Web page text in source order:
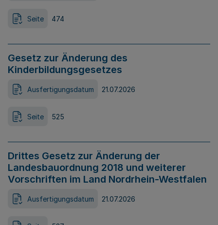
Seite 474
Gesetz zur Änderung des
Kinderbildungsgesetzes
Ausfertigungsdatum 21.07.2026
Seite 525
Drittes Gesetz zur Änderung der
Landesbauordnung 2018 und weiterer
Vorschriften im Land Nordrhein-Westfalen
Ausfertigungsdatum 21.07.2026